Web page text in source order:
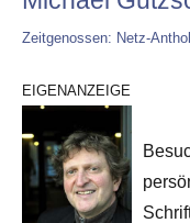
Zeitgenossen: Netz-
EIGENANZEIGE